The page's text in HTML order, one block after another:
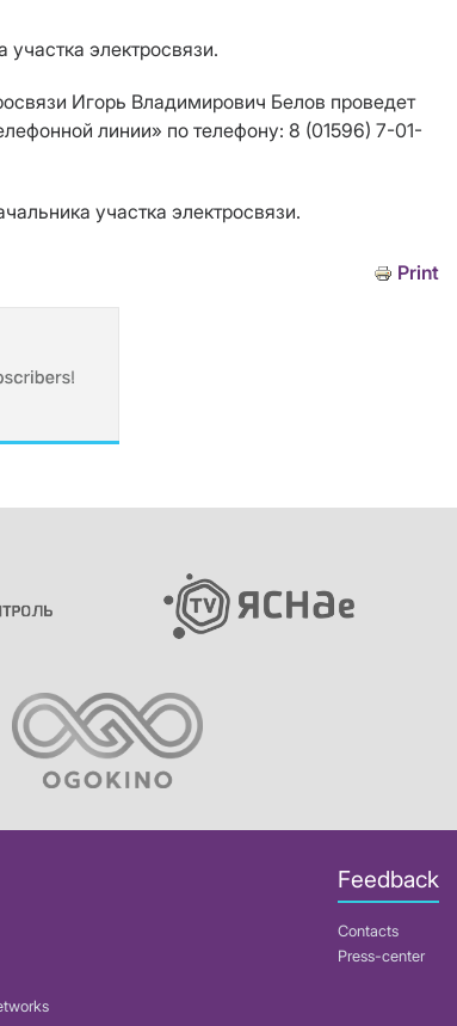
электросвязи.
Игорь Владимирович Белов проведет
линии» по телефону: 8 (01596) 7-01-
участка электросвязи.
Print
Feedback
Contacts
Press-center